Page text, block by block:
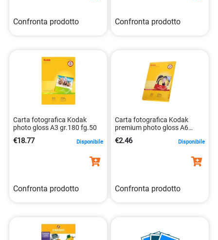
Confronta prodotto Confronta prodotto
Carta fotografica Kodak
photo gloss A3 gr.180 fg.50
€18.77 Disponibile
Confronta prodotto
Carta fotografica Kodak
premium photo gloss A6
€2.46 Disponibile
Confronta prodotto